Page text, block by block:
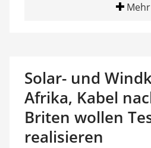
Mehr
Solar- und
Afrika, Kabel
Briten wollen
realisieren